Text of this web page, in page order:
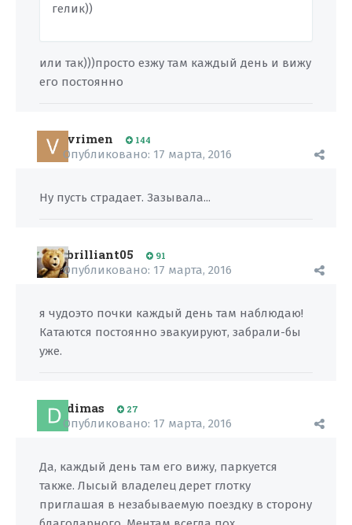
гелик))
или так)))просто езжу там каждый день и вижу
его постоянно
vrimen 144
Опубликовано: 17 марта, 2016
Ну пусть страдает. Зазывала...
brilliant05 91
Опубликовано: 17 марта, 2016
я чудоэто почки каждый день там наблюдаю!
Катаются постоянно эвакуируют, забрали-бы
уже.
dimas 27
Опубликовано: 17 марта, 2016
Да, каждый день там его вижу, паркуется
также. Лысый владелец дерет глотку
приглашая в незабываемую поездку в сторону